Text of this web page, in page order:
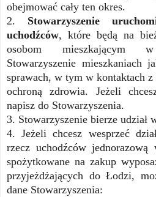
obejmować cały ten okres.
2. Stowarzyszenie u
uchodźców, które będą na
osobom mieszkającym
Stowarzyszenie mieszkaniach
sprawach, w tym w kontaktach
ochroną zdrowia. Jeżeli
napisz do Stowarzyszenia.
3. Stowarzyszenie bierze udział
4. Jeżeli chcesz wesprzeć
rzecz uchodźców jednorazową
spożytkowane na zakup
przyjeżdżających do Łodzi,
dane Stowarzyszenia: